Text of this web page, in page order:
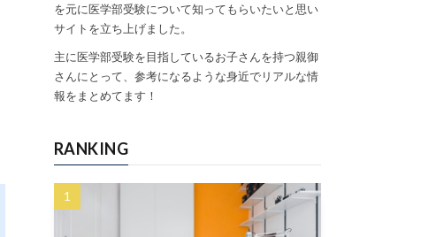
を元に医学部受験について知ってもらいたいと思い
サイトを立ち上げました。
主に医学部受験を目指しているお子さんを持つ親御
さんにとって、参考になるような身近でリアルな情
報をまとめてます！
RANKING